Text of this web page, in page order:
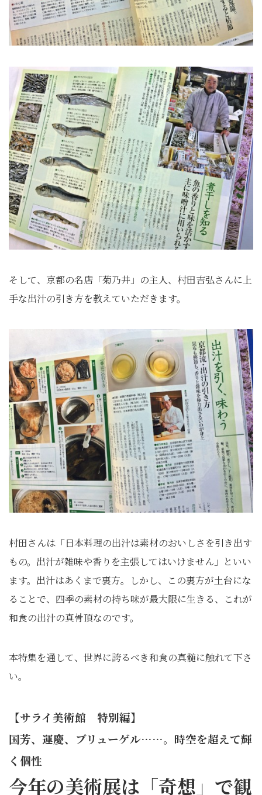
そして、京都の名店「菊乃井」の主人、 村田吉弘さんに上
手な出汁の引き方を教えていただきます。
村田さんは「日本料理の出汁は素材のおいしさを引き出す
もの。 出汁が雑味や香りを主張してはいけません」といい
ます。 出汁はあくまで裏方。しかし、この裏方が土台にな
ることで、 四季の素材の持ち味が最大限に生きる、
これが
和食の出汁の真骨頂なのです。
本特集を通して、世界に誇るべき和食の真髄に触れて下さ
い。
【サライ美術館 特別編】
国芳、運慶、ブリューゲル……。時空を超えて輝
く個性
今年の美術展は「奇想」で観